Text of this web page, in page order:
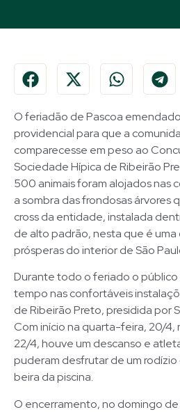
O feriadão de Pascoa
providencial para que a
comparecesse em peso ao
Sociedade Hípica de Ribeirão
500 animais foram alojados nas
a sombra das frondosas árvores
cross da entidade, instalada
de alto padrão, nesta que é uma
prósperas do interior de São
Durante todo o feriado o
tempo nas confortáveis
de Ribeirão Preto, presidida por
Com início na quarta-feira, 20/4,
22/4, houve um descanso e
puderam desfrutar de um
beira da piscina.
O encerramento, no domingo